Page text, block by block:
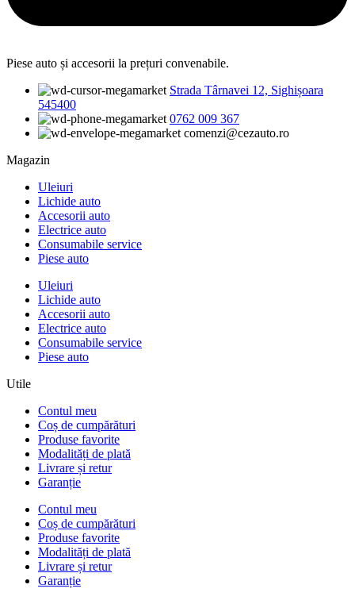
Piese auto și accesorii la prețuri convenabile.
Strada Târnavei 12, Sighișoara
545400
0762 009 367
comenzi@cezauto.ro
Magazin
Uleiuri
Lichide auto
Accesorii auto
Electrice auto
Consumabile service
Piese auto
Uleiuri
Lichide auto
Accesorii auto
Electrice auto
Consumabile service
Piese auto
Utile
Contul meu
Coș de cumpărături
Produse favorite
Modalități de plată
Livrare și retur
Garanție
Contul meu
Coș de cumpărături
Produse favorite
Modalități de plată
Livrare și retur
Garanție